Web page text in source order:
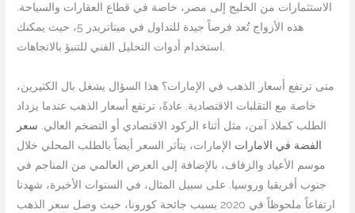
الاستثمارات من الخليج إلى مصر، خاصة في قطاع العقارات والسياحة.
هذه الأزواج تُعد فرصاً جيدة للتداول في ميتاتريدر 5، حيث يمكنك
استخدام أدوات التحليل الفني للتنبؤ بالاتجاهات.
متى ترتفع أسعار الذهب في الإمارات؟ هذا السؤال يشغل بال الكثيرين،
خاصة مع التقلبات الاقتصادية. عادةً، ترتفع أسعار الذهب عندما يزداد
الطلب كملاذ آمن، مثل أثناء الركود الاقتصادي أو التضخم العالي. سعر
الفضة في الامارات الإمارات، يتأثر السعر أيضاً بالطلب المحلي خلال
موسم الأعياد والزفاف، بالإضافة إلى العرض العالمي من المناجم في
جنوب أفريقيا وروسيا. على سبيل المثال، في السنوات الأخيرة، شهدنا
ارتفاعاً ملحوظاً في 2020 بسبب جائحة كورونا، حيث وصل سعر الذهب